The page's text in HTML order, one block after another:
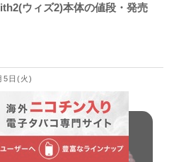
ウィズ2)本体の値段・発売
5日(火)
ーエアとグロープロ
いを徹底比較